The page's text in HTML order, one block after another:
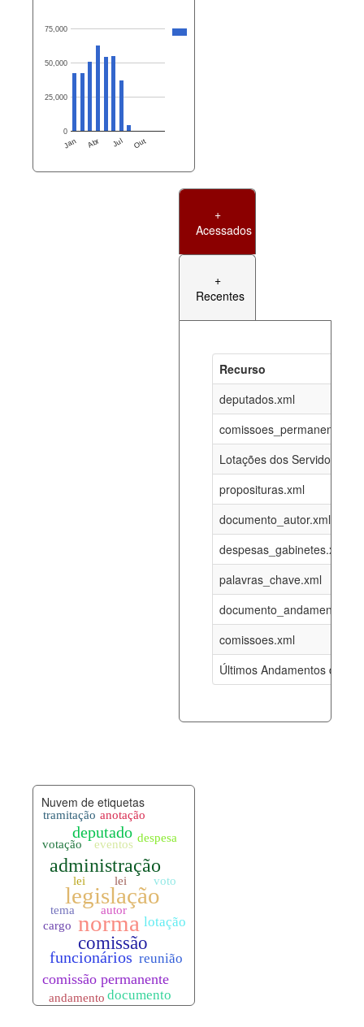
Jan Abr Jul Out
0
25,000
50,000
75,000
+
Acessados
+
Recentes
Recurso
deputados.xml
Lotações dos Servidores
proposituras.xml
documento_autor.xml
despesas_gabinetes.xml
palavras_chave.xml
documento_andamento.xml
comissoes.xml
Últimos Andamentos de
documento_andamento_atual.xml
06-08-
funcionarios_lotacoes.xml
funcionarios_cargos.xml 12-05-
06-08-
documento_andamento.xml 06-08-
palavras_chave.xml 06-08-
legislacao_norma_anotacoes.xml
Nuvem de etiquetas